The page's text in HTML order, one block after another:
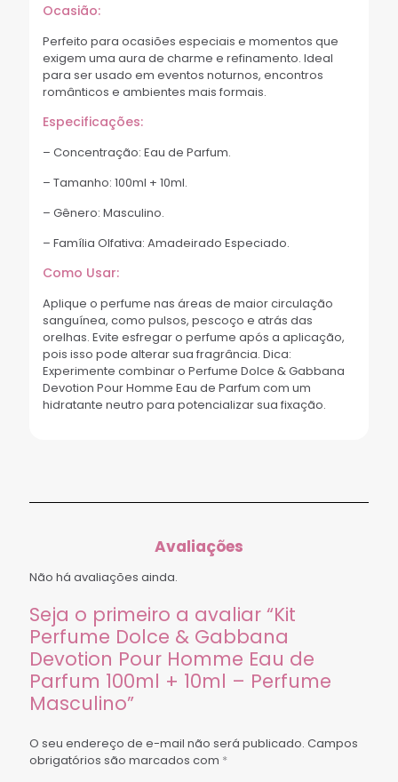
Ocasião:
Perfeito para ocasiões especiais e momentos que
exigem uma aura de charme e refinamento. Ideal
para ser usado em eventos noturnos, encontros
românticos e ambientes mais formais.
Especificações:
– Concentração: Eau de Parfum.
– Tamanho: 100ml + 10ml.
– Gênero: Masculino.
– Família Olfativa: Amadeirado Especiado.
Como Usar:
Aplique o perfume nas áreas de maior circulação
sanguínea, como pulsos, pescoço e atrás das
orelhas. Evite esfregar o perfume após a aplicação,
pois isso pode alterar sua fragrância. Dica:
Experimente combinar o Perfume Dolce & Gabbana
Devotion Pour Homme Eau de Parfum com um
hidratante neutro para potencializar sua fixação.
Avaliações
Não há avaliações ainda.
Seja o primeiro a avaliar “Kit
Perfume Dolce & Gabbana
Devotion Pour Homme Eau de
Parfum 100ml + 10ml – Perfume
Masculino”
O seu endereço de e-mail não será publicado. Campos
obrigatórios são marcados com *